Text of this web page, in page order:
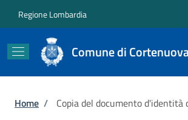
Regione Lombardia
Comune di
Briciole di pane
Home / Copia del documento